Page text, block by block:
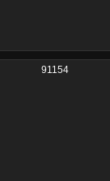
91154